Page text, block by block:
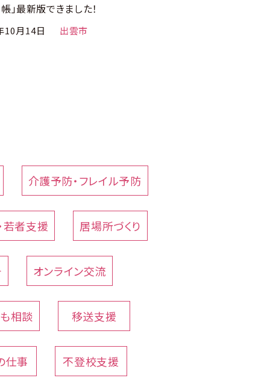
出雲市
10月14日
」最新版できました！
介護予防・フレイル予防
若者支援 居場所づくり
オンライン交流
相談 移送支援
仕事 不登校支援